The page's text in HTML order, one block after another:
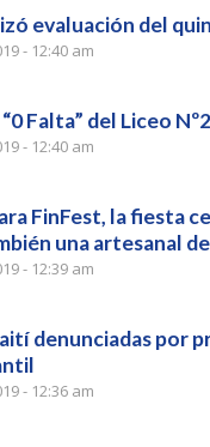
evaluación del
- 12:40 am
Falta” del Liceo Nº2
- 12:40 am
FinFest, la fiesta
una artesanal
- 12:39 am
denunciadas por
- 12:36 am